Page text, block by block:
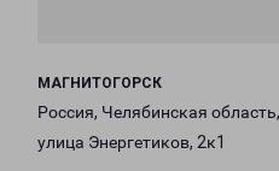
МАГНИТОГОРСК
Россия, Челябинская
улица Энергетиков, 2к1